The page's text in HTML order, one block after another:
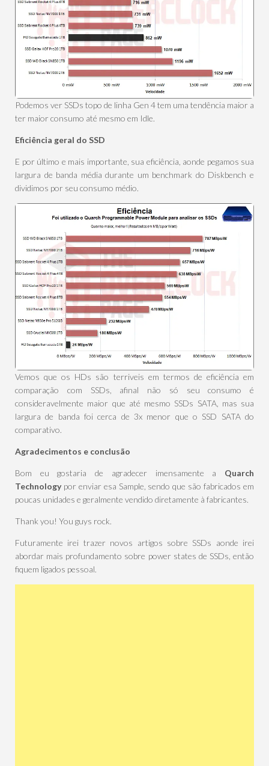
Podemos ver SSDs topo de linha Gen 4 tem uma tendência maior a
ter maior consumo até mesmo em Idle.
Eficiência geral do SSD
E por último e mais importante, sua eficiência, aonde pegamos sua
largura de banda média durante um benchmark do Diskbench e
dividimos por seu consumo médio.
Vemos que os HDs são terriveis em termos de eficiência em
comparação com SSDs, afinal não só seu consumo é
consideravelmente maior que até mesmo SSDs SATA, mas sua
largura de banda foi cerca de 3x menor que o SSD SATA do
comparativo.
Agradecimentos e conclusão
Bom eu gostaria de agradecer imensamente a Quarch
Technologypor enviar esa Sample, sendo que são fabricados em
poucas unidades e geralmente vendido diretamente à fabricantes.
Thank you! You guys rock.
Futuramente irei trazer novos artigos sobre SSDs aonde irei
abordar mais profundamento sobre power states de SSDs, então
fiquem ligados pessoal.